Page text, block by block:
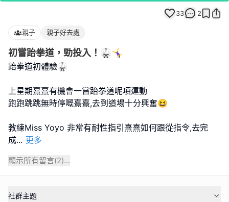
33 2
親子 親子好去處
初嘗跆拳道，勁投入！🥋🤸‍♀️
跆拳道初體驗🥋
上星期熹熹有機會一嘗跆拳道呢項運動
跑跑跳跳無時停嘅熹熹,去到道場十分興奮😆
教練Miss Yoyo 非常有耐性指引熹熹如何跟從指令,去完
成... 更多
顯示所有留言(2)...
社群主題